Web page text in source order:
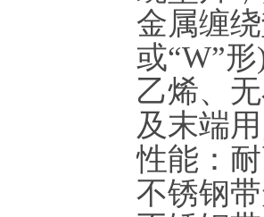
金属缠
或“W”
乙烯、
及末端
性能：
不锈钢